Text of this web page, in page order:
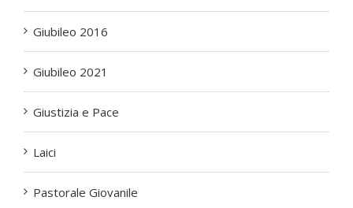
Giubileo 2016
Giubileo 2021
Giustizia e Pace
Laici
Pastorale Giovanile